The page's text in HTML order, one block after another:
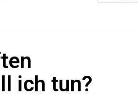
ich tun?